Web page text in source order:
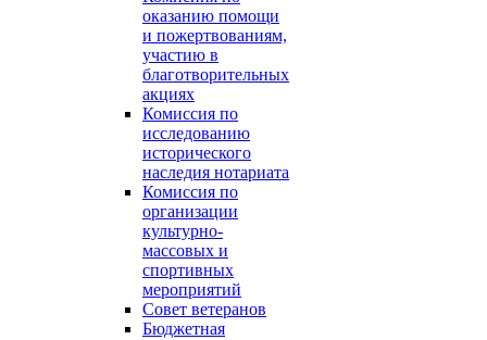
оказанию помощи
и пожертвованиям,
участию в
благотворительных
акциях
Комиссия по
исследованию
исторического
наследия нотариата
Комиссия по
организации
культурно-
массовых и
спортивных
мероприятий
Совет ветеранов
Бюджетная